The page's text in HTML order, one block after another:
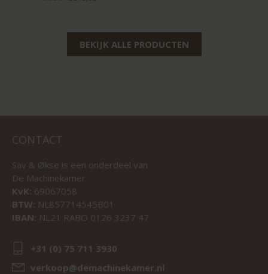
BEKIJK ALLE PRODUCTEN
CONTACT
Sav & Økse is een onderdeel van
De Machinekamer
KvK: 69067058
BTW: NL857714545B01
IBAN: NL21 RABO 0126 3237 47
+31 (0) 75 711 3930
verkoop@demachinekamer.nl